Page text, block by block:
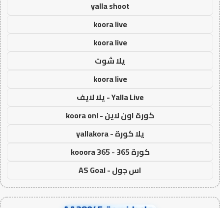
yalla shoot
koora live
koora live
يلا شوت
koora live
Yalla Live - يلا لايف
كورة اون لاين - koora onl
يلا كورة - yallakora
كورة 365 - kooora 365
اس جول - AS Goal